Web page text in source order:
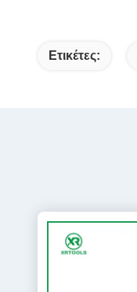
Ετικέτες: